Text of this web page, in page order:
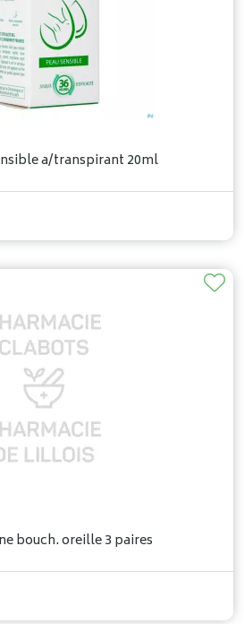
Axitrans roller peau sensible a/transpirant 20ml
bouch. oreille 3 paires